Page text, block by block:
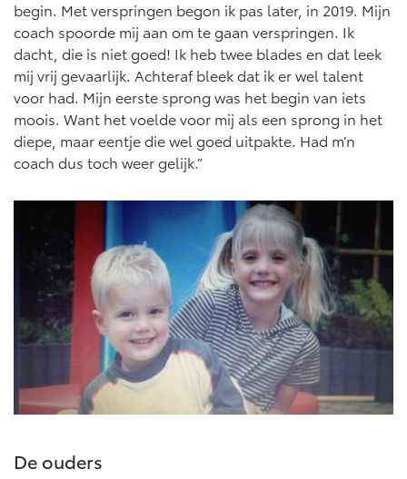
begin. Met verspringen begon ik pas later, in 2019. Mijn
coach spoorde mij aan om te gaan verspringen. Ik
dacht, die is niet goed! Ik heb twee blades en dat leek
mij vrij gevaarlijk. Achteraf bleek dat ik er wel talent
voor had. Mijn eerste sprong was het begin van iets
moois. Want het voelde voor mij als een sprong in het
diepe, maar eentje die wel goed uitpakte. Had m’n
coach dus toch weer gelijk.”
De ouders